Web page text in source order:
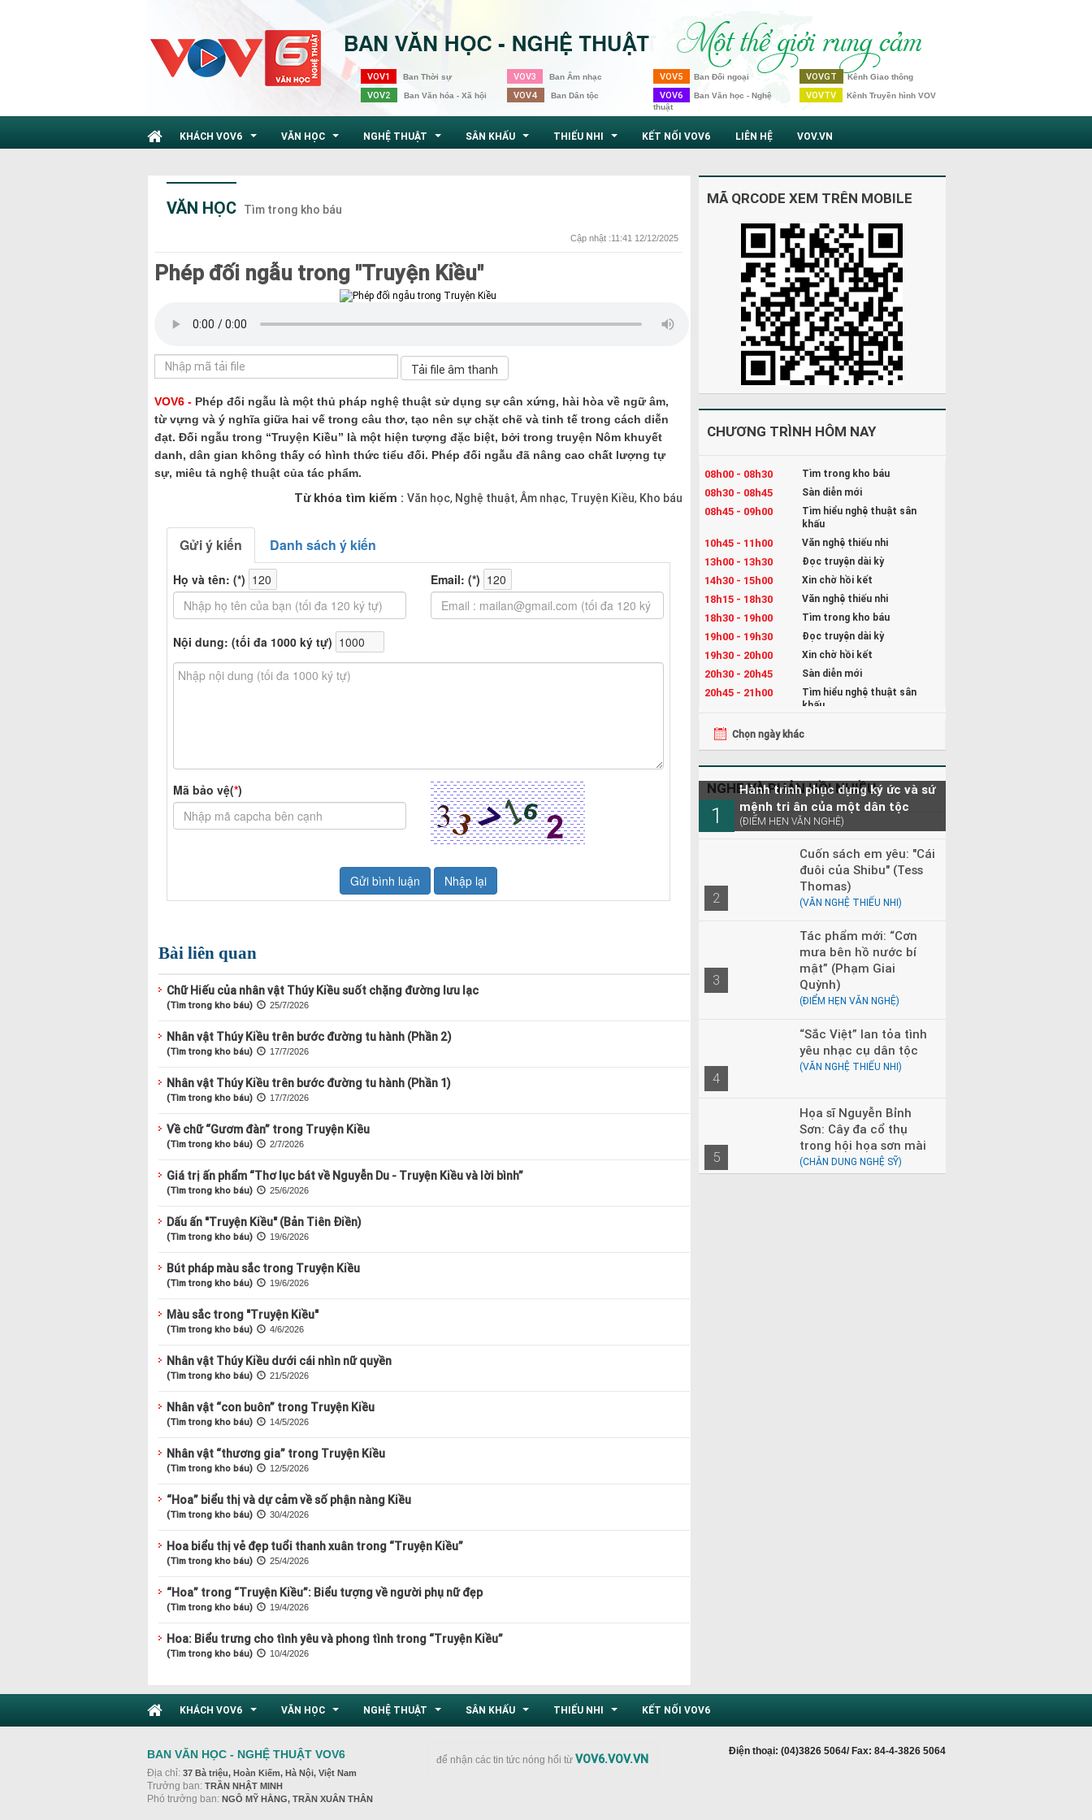
VOV1 Ban Thời sự
VOV2 Ban Văn hóa - Xã hội
VOV3 Ban Âm nhạc
VOV4 Ban Dân tộc
VOV5 Ban Đối ngoại
VOV6 Ban Văn học - Nghệ
thuật
VOVGT Kênh Giao thông
VOVTV Kênh Truyền hình VOV
KHÁCH VOV6 VĂN HỌC NGHỆ THUẬT SÂN KHẤU THIẾU NHI KẾT NỐI VOV6 LIÊN HỆ VOV.VN
VĂN HỌC Tìm trong kho báu
Cập nhật :11:41 12/12/2025
Phép đối ngẫu trong "Truyện Kiều"
VOV6 - Phép đối ngẫu là một thủ pháp nghệ thuật sử dụng sự cân xứng, hài hòa về ngữ âm,
từ vựng và ý nghĩa giữa hai vế trong câu thơ, tạo nên sự chặt chẽ và tinh tế trong cách diễn
đạt. Đối ngẫu trong “Truyện Kiều” là một hiện tượng đặc biệt, bởi trong truyện Nôm khuyết
danh, dân gian không thấy có hình thức tiểu đối. Phép đối ngẫu đã nâng cao chất lượng tự
sự, miêu tả nghệ thuật của tác phẩm.
Từ khóa tìm kiếm : Văn học, Nghệ thuật, Âm nhạc, Truyện Kiều, Kho báu
Bài liên quan
Chữ Hiếu của nhân vật Thúy Kiều suốt chặng đường lưu lạc
(Tìm trong kho báu) 25/7/2026
Nhân vật Thúy Kiều trên bước đường tu hành (Phần 2)
(Tìm trong kho báu) 17/7/2026
Nhân vật Thúy Kiều trên bước đường tu hành (Phần 1)
(Tìm trong kho báu) 17/7/2026
Về chữ “Gươm đàn” trong Truyện Kiều
(Tìm trong kho báu) 2/7/2026
Giá trị ấn phẩm “Thơ lục bát về Nguyễn Du - Truyện Kiều và lời bình”
(Tìm trong kho báu) 25/6/2026
Dấu ấn "Truyện Kiều" (Bản Tiên Điền)
(Tìm trong kho báu) 19/6/2026
Bút pháp màu sắc trong Truyện Kiều
(Tìm trong kho báu) 19/6/2026
Màu sắc trong "Truyện Kiều"
(Tìm trong kho báu) 4/6/2026
Nhân vật Thúy Kiều dưới cái nhìn nữ quyền
(Tìm trong kho báu) 21/5/2026
Nhân vật “con buôn” trong Truyện Kiều
(Tìm trong kho báu) 14/5/2026
Nhân vật “thương gia” trong Truyện Kiều
(Tìm trong kho báu) 12/5/2026
“Hoa” biểu thị và dự cảm về số phận nàng Kiều
(Tìm trong kho báu) 30/4/2026
Hoa biểu thị vẻ đẹp tuổi thanh xuân trong “Truyện Kiều”
(Tìm trong kho báu) 25/4/2026
“Hoa” trong “Truyện Kiều”: Biểu tượng về người phụ nữ đẹp
(Tìm trong kho báu) 19/4/2026
Hoa: Biểu trưng cho tình yêu và phong tình trong “Truyện Kiều”
(Tìm trong kho báu) 10/4/2026
MÃ QRCODE XEM TRÊN MOBILE
CHƯƠNG TRÌNH HÔM NAY
08h00 - 08h30 Tìm trong kho báu
08h30 - 08h45 Sàn diễn mới
08h45 - 09h00
Tìm hiểu nghệ thuật sân
khấu
10h45 - 11h00 Văn nghệ thiếu nhi
13h00 - 13h30 Đọc truyện dài kỳ
14h30 - 15h00 Xin chờ hồi kết
18h15 - 18h30 Văn nghệ thiếu nhi
18h30 - 19h00 Tìm trong kho báu
19h00 - 19h30 Đọc truyện dài kỳ
19h30 - 20h00 Xin chờ hồi kết
20h30 - 20h45 Sàn diễn mới
20h45 - 21h00
Tìm hiểu nghệ thuật sân
khấu
22h30 - 23h00
Chọn ngày khác
NGHE VÀ PHẢN HỒI NHIỀU
1
Hành trình phục dựng ký ức và sứ
mệnh tri ân của một dân tộc
(ĐIỂM HẸN VĂN NGHỆ)
2
Cuốn sách em yêu: "Cái
đuôi của Shibu" (Tess
Thomas)
(VĂN NGHỆ THIẾU NHI)
3
Tác phẩm mới: “Cơn
mưa bên hồ nước bí
mật” (Phạm Giai
Quỳnh)
(ĐIỂM HẸN VĂN NGHỆ)
4
“Sắc Việt” lan tỏa tình
yêu nhạc cụ dân tộc
(VĂN NGHỆ THIẾU NHI)
5
Họa sĩ Nguyễn Bỉnh
Sơn: Cây đa cổ thụ
trong hội họa sơn mài
(CHÂN DUNG NGHỆ SỸ)
KHÁCH VOV6 VĂN HỌC NGHỆ THUẬT SÂN KHẤU THIẾU NHI KẾT NỐI VOV6
BAN VĂN HỌC - NGHỆ THUẬT VOV6
Địa chỉ: 37 Bà triệu, Hoàn Kiếm, Hà Nội, Việt Nam
Trưởng ban: TRẦN NHẬT MINH
Phó trưởng ban: NGÔ MỸ HẰNG, TRẦN XUÂN THÂN
để nhận các tin tức nóng hổi từ VOV6.VOV.VN
Điện thoại: (04)3826 5064/ Fax: 84-4-3826 5064